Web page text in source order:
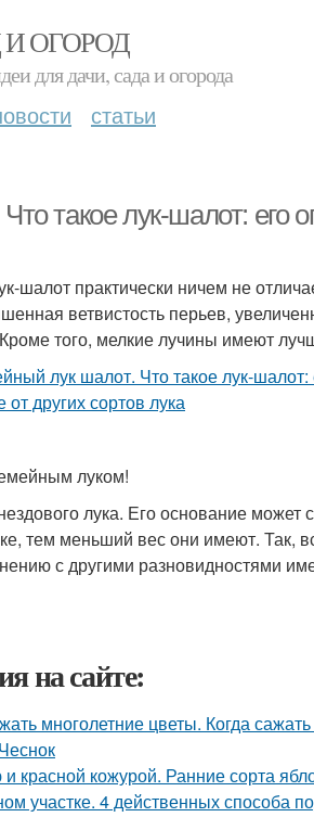
ОГОРОД
для дачи, сада и огорода
статьи
такое лук-шалот: его
шалот практически ничем не
ветвистость перьев,
того, мелкие лучины имеют
луком!
лука. Его основание может
тем меньший вес они имеют. Так,
с другими разновидностями
на сайте:
многолетние цветы. Когда
красной кожурой. Ранние сорта
участке. 4 действенных способа